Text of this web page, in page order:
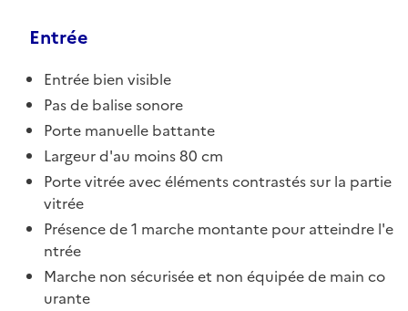
Entrée
Entrée bien visible
Pas de balise sonore
Porte manuelle battante
Largeur d'au moins 80 cm
Porte vitrée avec éléments contrastés sur la partie
vitrée
Présence de 1 marche montante pour atteindre l'e
ntrée
Marche non sécurisée et non équipée de main co
urante